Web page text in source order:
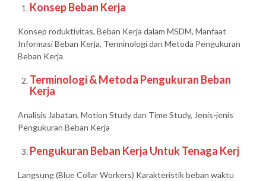
Konsep Beban Kerja
Konsep roduktivitas, Beban Kerja dalam MSDM, Manfaat
Informasi Beban Kerja, Terminologi dan Metoda Pengukuran
Beban Kerja
Terminologi & Metoda Pengukuran Beban
Kerja
Analisis Jabatan, Motion Study dan Time Study, Jenis-jenis
Pengukuran Beban Kerja
Pengukuran Beban Kerja Untuk Tenaga Kerj
Langsung (Blue Collar Workers) Karakteristik beban waktu